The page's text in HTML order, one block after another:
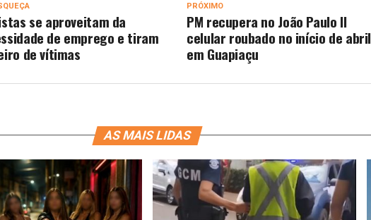
PRÓXIMO
PM recupera no João Paulo II
celular roubado no início de abril
em Guapiaçu
se aproveitam da
de emprego e tiram
de vítimas
AS MAIS LIDAS